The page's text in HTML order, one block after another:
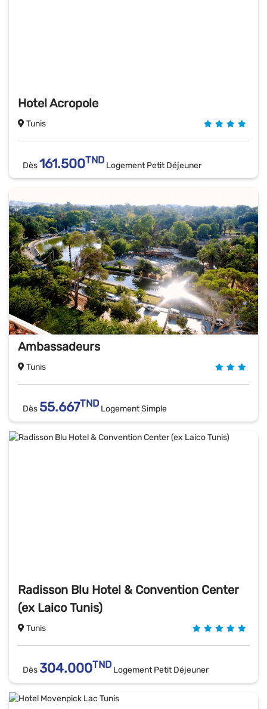
Hotel Acropole
Tunis
Dès161.500TND Logement Petit Déjeuner
Ambassadeurs
Tunis
Dès 55.667TND Logement Simple
Radisson Blu Hotel & Convention Center
(ex Laico Tunis)
Tunis
Dès 304.000TND Logement Petit Déjeuner